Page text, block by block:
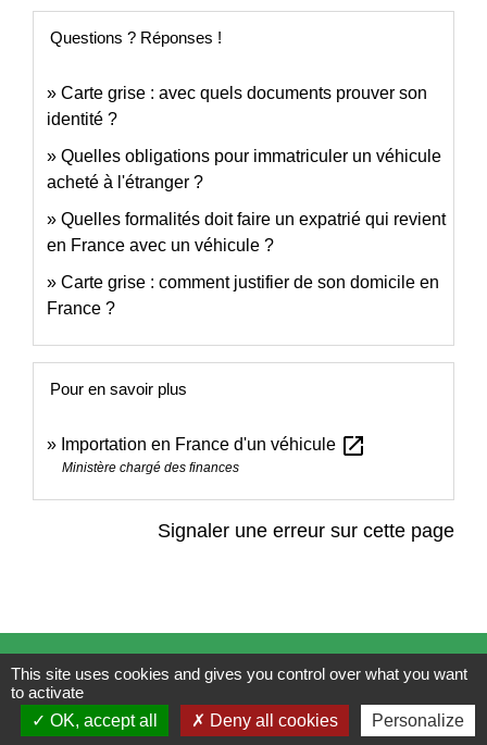
Questions ? Réponses !
Carte grise : avec quels documents prouver son
identité ?
Quelles obligations pour immatriculer un véhicule
acheté à l'étranger ?
Quelles formalités doit faire un expatrié qui revient
en France avec un véhicule ?
Carte grise : comment justifier de son domicile en
France ?
Pour en savoir plus
Importation en France d'un véhicule open_in_new
Ministère chargé des finances
Signaler une erreur sur cette page
Contacts
Mairie de Brains
2 place de la Mairie
This site uses cookies and gives you control over what you want
to activate
OK, accept all
Deny all cookies Personalize